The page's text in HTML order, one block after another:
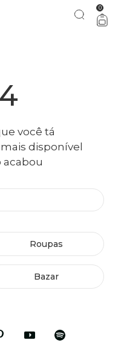
com a gente aproveita! 0
4
você tá
disponível
acabou
Roupas
Bazar